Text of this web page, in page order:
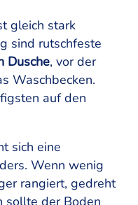
gleich stark
sind rutschfeste
Dusche, vor der
Waschbecken.
auf den
sich eine
Wenn wenig
rangiert, gedreht